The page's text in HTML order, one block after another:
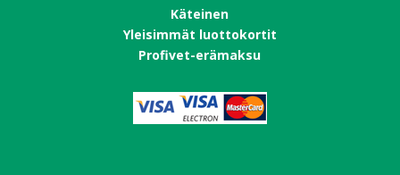
Käteinen
Yleisimmät luottokortit
Profivet-erämaksu